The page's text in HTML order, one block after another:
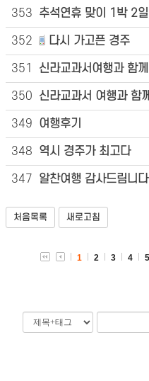
353 추석연휴 맞이 1박 2
352 다시 가고픈 경주
351 신라교과서여행과 함
350 신라교과서 여행과 함
349 여행후기
348 역시 경주가 최고다
347 알찬여행 감사드림니다
처음목록 새로고침
1 2 3 4 5